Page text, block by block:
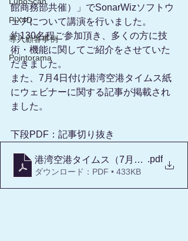
PIX4D
導入顧客事例
Pointorama
館商務部共催）」でSonarWizソフトウ
ェアについて講演を行いました。
約130名程ご参加頂き、多くの方に技
術・機能に関してご紹介をさせていた
だきました。
また、7月4日付け港湾空港タイムス紙
にウェビナーに関する記事が掲載され
ました。
下段PDF：記事切り抜き
港湾空港タイムス（7月4日）
.pdf
ダウンロード：PDF • 433KB